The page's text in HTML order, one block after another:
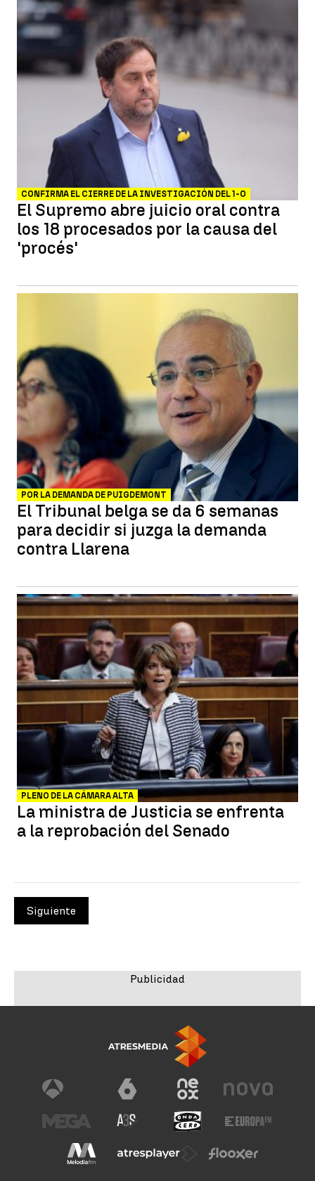
CONFIRMA EL CIERRE DE LA INVESTIGACIÓN DEL 1-O
El Supremo abre juicio oral contra
los 18 procesados por la causa del
'procés'
POR LA DEMANDA DE PUIGDEMONT
El Tribunal belga se da 6 semanas
para decidir si juzga la demanda
contra Llarena
PLENO DE LA CÁMARA ALTA
La ministra de Justicia se enfrenta
a la reprobación del Senado
Siguiente